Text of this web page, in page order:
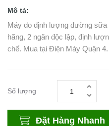
Mô tả:
Máy đo định lượng đường sữa
hãng, 2 ngăn độc lập, định
chế. Mua tại Điện Máy Quận 4.
Số lượng
Đặt Hàng Nhanh